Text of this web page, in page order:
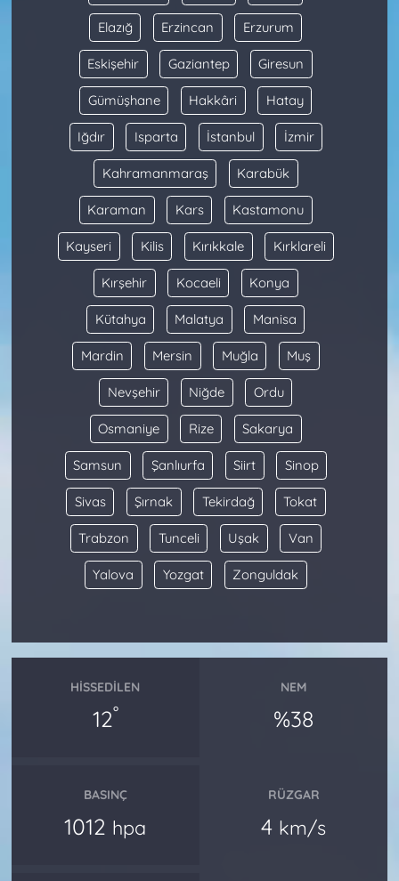
Elazığ Erzincan Erzurum
Eskişehir Gaziantep Giresun
Gümüşhane Hakkâri Hatay
Iğdır Isparta İstanbul İzmir
Kahramanmaraş Karabük
Karaman Kars Kastamonu
Kayseri Kilis Kırıkkale Kırklareli
Kırşehir Kocaeli Konya
Kütahya Malatya Manisa
Mardin Mersin Muğla Muş
Nevşehir Niğde Ordu
Osmaniye Rize Sakarya
Samsun Şanlıurfa Siirt Sinop
Sivas Şırnak Tekirdağ Tokat
Trabzon Tunceli Uşak Van
Yalova Yozgat Zonguldak
HISSEDILEN
12°
NEM
%38
BASINÇ
1012 hpa
RÜZGAR
4 km/s